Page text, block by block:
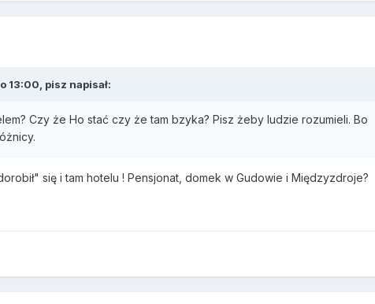
13:00, pisz napisał:
Czy że Ho stać czy że tam bzyka? Pisz żeby ludzie rozumieli. Bo
się i tam hotelu ! Pensjonat, domek w Gudowie i Międzyzdroje?